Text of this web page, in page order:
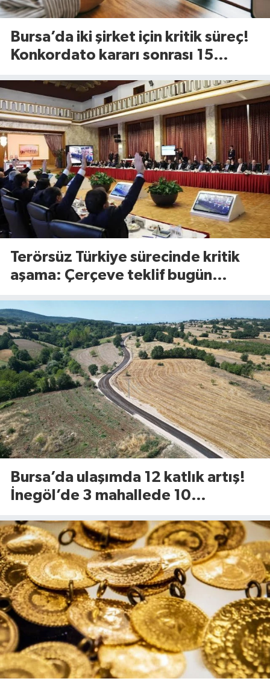
Bursa’da iki şirket için kritik süreç!
Konkordato kararı sonrası 15
Terörsüz Türkiye sürecinde kritik
aşama: Çerçeve teklif bugün
Bursa’da ulaşımda 12 katlık artış!
İnegöl’de 3 mahallede 10